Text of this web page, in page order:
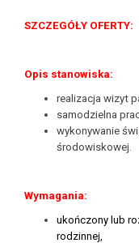
SZCZEGÓŁY OFERTY:
Opis stanowiska:
realizacja wizyt
samodzielna
wykonywanie
środowiskowej.
Wymagania:
ukończony lub
rodzinnej,